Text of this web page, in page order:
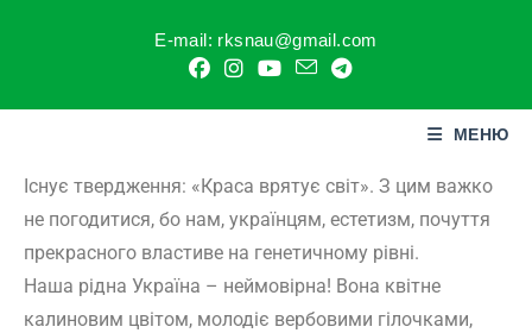
E-mail: rksnau@gmail.com
МЕНЮ
Існує твердження: «Краса врятує світ». З цим важко
не погодитися, бо нам, українцям, естетизм, почуття
прекрасного властиве на генетичному рівні.
Наша рідна Україна – неймовірна! Вона квітне
калиновим цвітом, молодіє вербовими гілочками,